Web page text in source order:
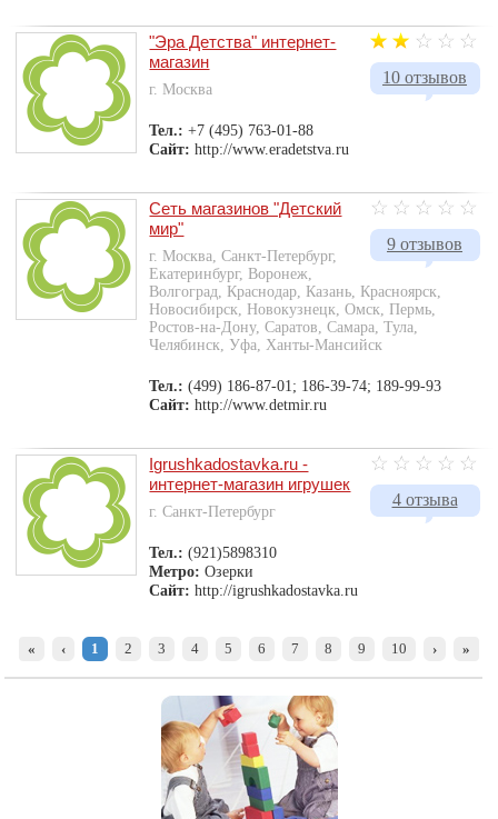
10 отзывов
"Эра Детства" интернет-
магазин
г. Москва
Тел.:+7 (495) 763-01-88
Сайт: http://www.eradetstva.ru
9 отзывов
Сеть магазинов "Детский
мир"
г. Москва, Санкт-Петербург,
Екатеринбург, Воронеж,
Волгоград, Краснодар, Казань, Красноярск,
Новосибирск, Новокузнецк, Омск, Пермь,
Ростов-на-Дону, Саратов, Самара, Тула,
Челябинск, Уфа, Ханты-Мансийск
Тел.:(499) 186-87-01; 186-39-74; 189-99-93
Сайт: http://www.detmir.ru
4 отзыва
Igrushkadostavka.ru -
интернет-магазин игрушек
г. Санкт-Петербург
Тел.:(921)5898310
Метро:Озерки
Сайт: http://igrushkadostavka.ru
« ‹ 1 2 3 4 5 6 7 8 9 10 › »